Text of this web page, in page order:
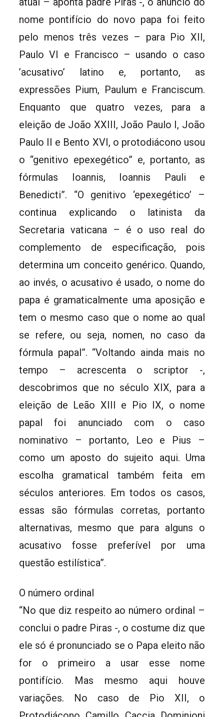
nome pontifício do novo papa foi feito
pelo menos três vezes – para Pio XII,
Paulo VI e Francisco – usando o caso
’acusativo’ latino e, portanto, as
expressões Pium, Paulum e Franciscum.
Enquanto que quatro vezes, para a
eleição de João XXIII, João Paulo I, João
Paulo II e Bento XVI, o protodiácono usou
o “genitivo epexegético” e, portanto, as
fórmulas Ioannis, Ioannis Pauli e
Benedicti”. “O genitivo ‘epexegético’ –
continua explicando o latinista da
Secretaria vaticana – é o uso real do
complemento de especificação, pois
determina um conceito genérico. Quando,
ao invés, o acusativo é usado, o nome do
papa é gramaticalmente uma aposição e
tem o mesmo caso que o nome ao qual
se refere, ou seja, nomen, no caso da
fórmula papal”. “Voltando ainda mais no
tempo – acrescenta o scriptor -,
descobrimos que no século XIX, para a
eleição de Leão XIII e Pio IX, o nome
papal foi anunciado com o caso
nominativo – portanto, Leo e Pius –
como um aposto do sujeito aqui. Uma
escolha gramatical também feita em
séculos anteriores. Em todos os casos,
essas são fórmulas corretas, portanto
alternativas, mesmo que para alguns o
acusativo fosse preferível por uma
questão estilística”.
O número ordinal
“No que diz respeito ao número ordinal –
conclui o padre Piras -, o costume diz que
ele só é pronunciado se o Papa eleito não
for o primeiro a usar esse nome
pontifício. Mas mesmo aqui houve
variações. No caso de Pio XII, o